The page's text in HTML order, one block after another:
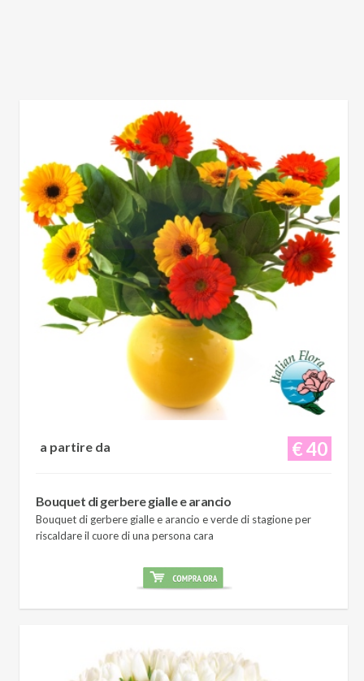
€ 40
a partire da
Bouquet di gerbere gialle e arancio
Bouquet di gerbere gialle e arancio e verde di stagione per
riscaldare il cuore di una persona cara